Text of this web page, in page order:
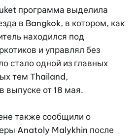
программа выделила
в Bangkok, в котором, как
находился под
и управлял без
стало одной из главных
тем Thailand,
выпуске от 18 мая.
также сообщили о
Anatoly Malykhin после